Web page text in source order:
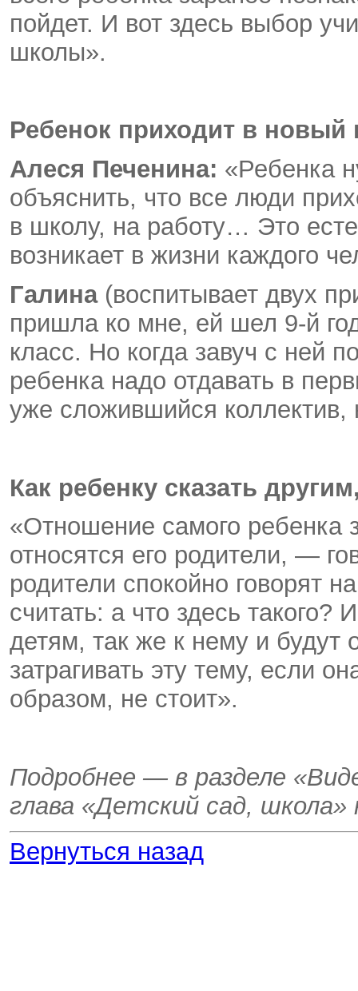
пойдет. И вот здесь выбор
школы».
Ребенок приходит в новый
Алеся Печенина: «Ребенка
объяснить, что все люди
в школу, на работу… Это
возникает в жизни каждого
Галина (воспитывает двух
пришла ко мне, ей шел 9-й
класс. Но когда завуч с ней
ребенка надо отдавать в
уже сложившийся коллектив,
Как ребенку сказать
«Отношение самого ребенка
относятся его родители, —
родители спокойно говорят
считать: а что здесь такого?
детям, так же к нему и будут
затрагивать эту тему, если
образом, не стоит».
Подробнее — в разделе
глава «Детский сад,
Вернуться назад